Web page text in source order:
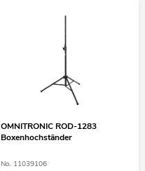
OMNITRONIC ROD-1283
Boxenhochständer
No. 11039106